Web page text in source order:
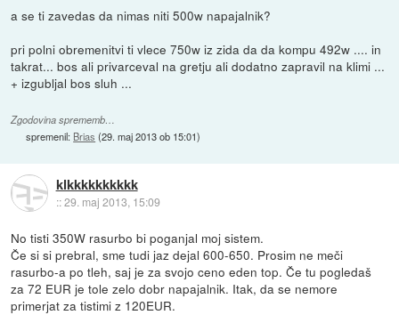
a se ti zavedas da nimas niti 500w napajalnik?
pri polni obremenitvi ti vlece 750w iz zida da da kompu 492w .... in
takrat... bos ali privarceval na gretju ali dodatno zapravil na klimi ...
+ izgubljal bos sluh ...
Zgodovina sprememb…
spremenil: Brias (29. maj 2013 ob 15:01)
klkkkkkkkkkk
::29. maj 2013, 15:09
No tisti 350W rasurbo bi poganjal moj sistem.
Če si si prebral, sme tudi jaz dejal 600-650. Prosim ne meči
rasurbo-a po tleh, saj je za svojo ceno eden top. Če tu pogledaš
za 72 EUR je tole zelo dobr napajalnik. Itak, da se nemore
primerjat za tistimi z 120EUR.